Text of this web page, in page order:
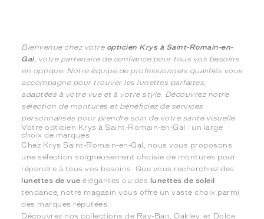
Bienvenue chez votre opticien Krys à Saint-Romain-en-
Gal, votre partenaire de confiance pour tous vos besoins
en optique. Notre équipe de professionnels qualifiés vous
accompagne pour trouver les lunettes parfaites,
adaptées à votre vue et à votre style. Découvrez notre
sélection de montures et bénéficiez de services
personnalisés pour prendre soin de votre santé visuelle.
Votre opticien Krys à Saint-Romain-en-Gal : un large
choix de marques
Chez Krys Saint-Romain-en-Gal, nous vous proposons
une sélection soigneusement choisie de montures pour
répondre à tous vos besoins. Que vous recherchiez des
lunettes de vue élégantes ou des lunettes de soleil
tendance, notre magasin vous offre un vaste choix parmi
des marques réputées.
Découvrez nos collections de Ray-Ban, Oakley, et Dolce